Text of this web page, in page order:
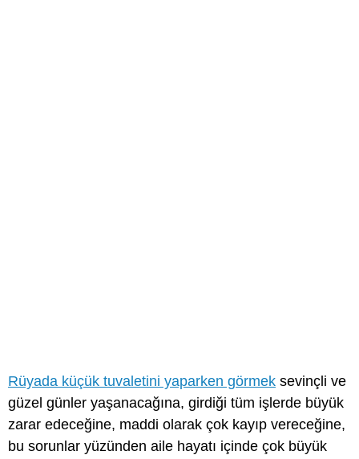
Rüyada küçük tuvaletini yaparken görmek sevinçli ve
güzel günler yaşanacağına, girdiği tüm işlerde büyük
zarar edeceğine, maddi olarak çok kayıp vereceğine,
bu sorunlar yüzünden aile hayatı içinde çok büyük